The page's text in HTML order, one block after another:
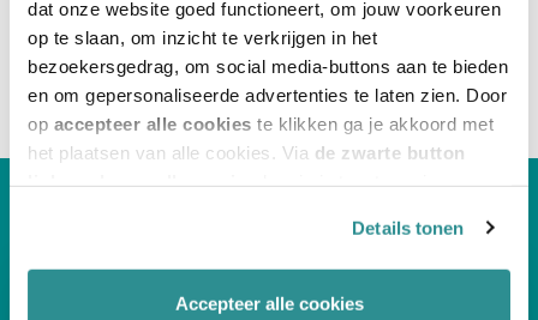
dat onze website goed functioneert, om jouw voorkeuren
op te slaan, om inzicht te verkrijgen in het
bezoekersgedrag, om social media-buttons aan te bieden
en om gepersonaliseerde advertenties te laten zien. Door
op accepteer alle cookies te klikken ga je akkoord met
het plaatsen van alle cookies. Via de zwarte button
afhankelijke cookies beheren en/of wijzigen. Lees ook
onscookiestatementvoor meer informatie.
Details tonen
Accepteer alle cookies